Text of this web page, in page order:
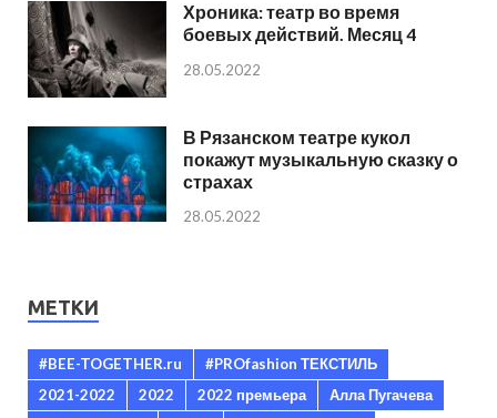
Хроника: театр во время
боевых действий. Месяц 4
28.05.2022
В Рязанском театре кукол
покажут музыкальную сказку о
страхах
28.05.2022
МЕТКИ
#BEE-TOGETHER.ru
#PROfashion ТЕКСТИЛЬ
2021-2022
2022 2022 премьера
Алла Пугачева